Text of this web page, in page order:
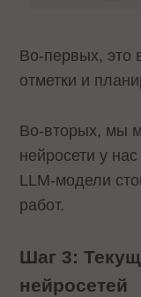
Во-первых, это
отметки и
Во-вторых, мы
нейросети у
LLM-модели
работ.
Шаг 3:
нейросетей